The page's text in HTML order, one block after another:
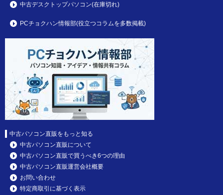
中古デスクトップパソコン(在庫切れ)
PCチョクハン情報部(役立つコラムを多数掲載)
中古パソコン直販をもっと知る
中古パソコン直販について
中古パソコン直販で買うべき6つの理由
中古パソコン直販運営会社概要
お問い合わせ
特定商取引に基づく表示